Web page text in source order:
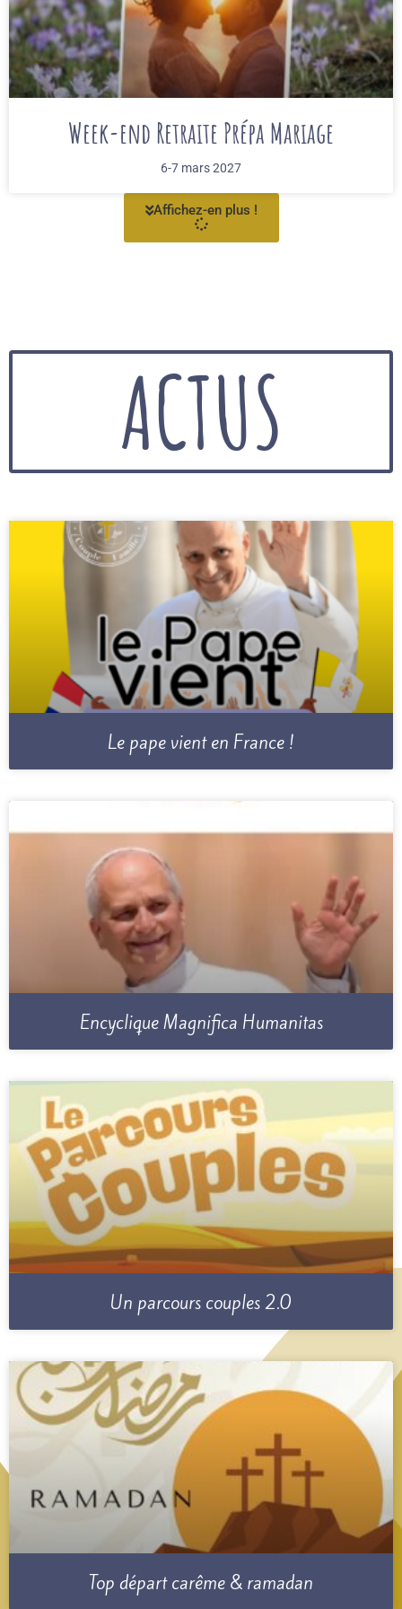
Week-end Retraite Prépa Mariage
6-7 mars 2027
Affichez-en plus !
Le pape vient en France !
Encyclique Magnifica Humanitas
Un parcours couples 2.0
Top départ carême & ramadan
ACTUS